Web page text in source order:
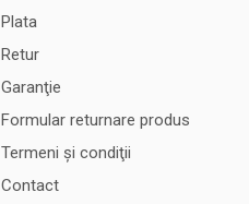
Plata
Retur
Garanţie
Formular returnare produs
Termeni şi condiţii
Contact